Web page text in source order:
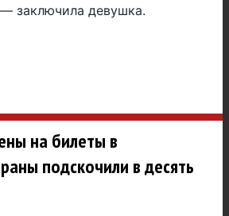
заключила девушка.
на билеты в
подскочили в десять